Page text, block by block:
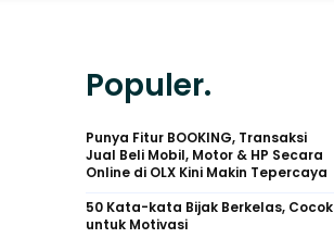
Populer.
Punya Fitur BOOKING, Transaksi
Jual Beli Mobil, Motor & HP Secara
Online di OLX Kini Makin Tepercaya
50 Kata-kata Bijak Berkelas, Cocok
untuk Motivasi